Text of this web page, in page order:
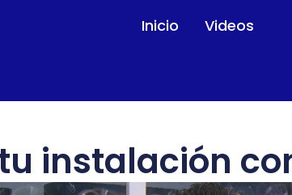
Inicio Videos
instalación